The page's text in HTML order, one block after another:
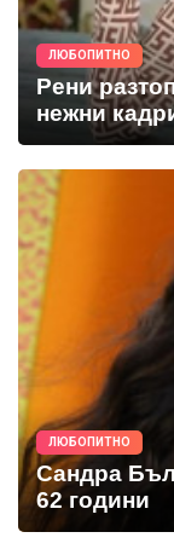
ЛЮБОПИТНО
Рени
нежни
ЛЮБОПИТНО
Сандра
62 години